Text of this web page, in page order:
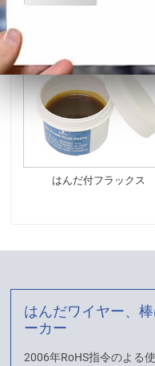
はんだ付フラックス
はんだワイヤー、
ーカー
2006年RoHS指令のよる